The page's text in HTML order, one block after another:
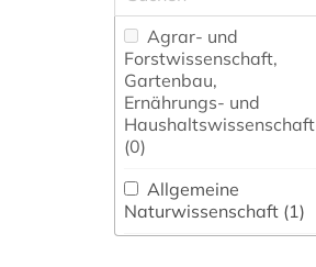
Agrar- und
Forstwissenschaft,
Gartenbau,
Ernährungs- und
Haushaltswissenschaft
(0)
Allgemeine
Naturwissenschaft (1)